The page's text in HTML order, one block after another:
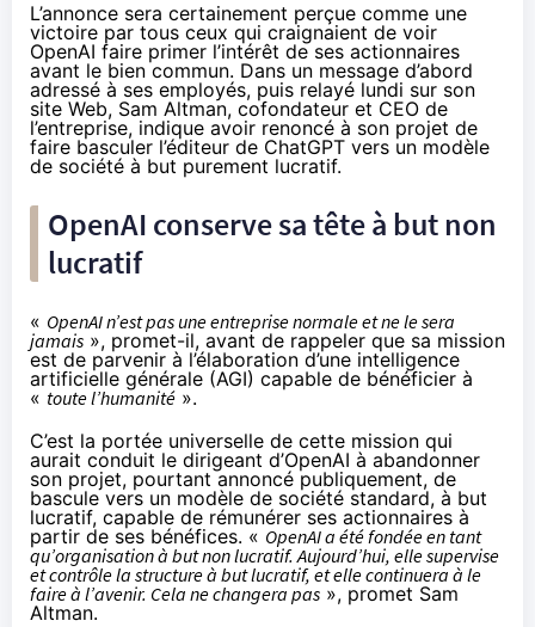
L’annonce sera certainement perçue comme une
victoire par tous ceux qui craignaient de voir
OpenAI faire primer l’intérêt de ses actionnaires
avant le bien commun. Dans un message d’abord
adressé à ses employés, puis relayé lundi sur son
site Web, Sam Altman, cofondateur et CEO de
l’entreprise, indique avoir renoncé à son projet de
faire basculer l’éditeur de ChatGPT vers un modèle
de société à but purement lucratif.
OpenAI conserve sa tête à but non
lucratif
« OpenAI n’est pas une entreprise normale et ne le sera
jamais », promet-il, avant de rappeler que sa mission
est de parvenir à l’élaboration d’une intelligence
artificielle générale (AGI) capable de bénéficier à
« toute l’humanité ».
C’est la portée universelle de cette mission qui
aurait conduit le dirigeant d’OpenAI à abandonner
son projet, pourtant annoncé publiquement, de
bascule vers un modèle de société standard, à but
lucratif, capable de rémunérer ses actionnaires à
partir de ses bénéfices. « OpenAI a été fondée en tant
qu’organisation à but non lucratif. Aujourd’hui, elle supervise
et contrôle la structure à but lucratif, et elle continuera à le
faire à l’avenir. Cela ne changera pas », promet Sam
Altman.